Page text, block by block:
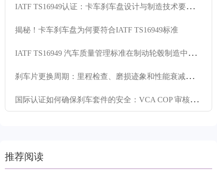
I
ATF TS16949认证：卡车刹车盘设计与制造技术要求深度剖析
揭秘！卡车刹车盘为何要符合IATF TS16949标准
I
ATF TS16949 汽车质量管理标准在制动轮毂制造中的关键作用
刹
车片更换周期：里程检查、磨损迹象和性能衰减（实用检查清单）
国
际认证如何确保刹车套件的安全：VCA COP 审核和 EMARK 认证的全面分析
推荐阅读